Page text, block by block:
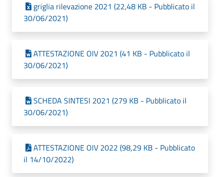
griglia rilevazione 2021 (22,48 KB - Pubblicato il
30/06/2021)
ATTESTAZIONE OIV 2021 (41 KB - Pubblicato il
30/06/2021)
SCHEDA SINTESI 2021 (279 KB - Pubblicato il
30/06/2021)
ATTESTAZIONE OIV 2022 (98,29 KB - Pubblicato
il 14/10/2022)